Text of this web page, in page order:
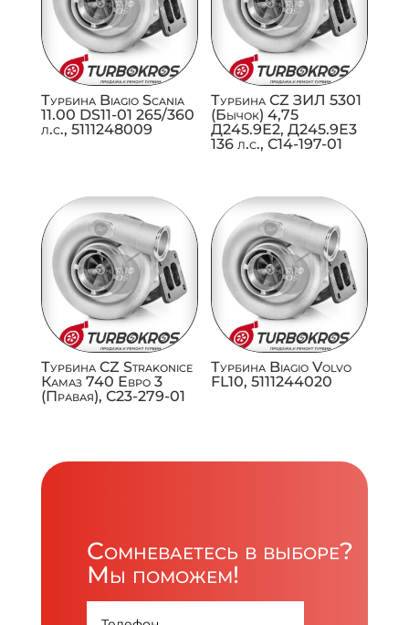
Турбина Biagio Scania
11.00 DS11-01 265/360
л.с., 5111248009
Турбина CZ ЗИЛ 5301
(Бычок) 4,75
Д245.9Е2, Д245.9Е3
136 л.с., C14-197-01
Турбина CZ Strakonice
Камаз 740 Евро 3
(Правая), C23-279-01
Турбина Biagio Volvo
FL10, 5111244020
Сомневаетесь в выборе?
Мы поможем!